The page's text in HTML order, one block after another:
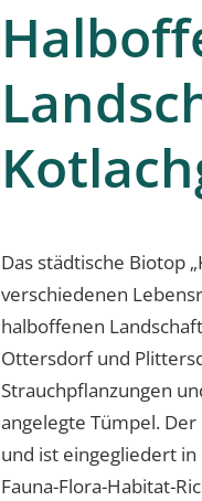
Das städtische Biotop
verschiedenen
halboffenen
Ottersdorf und
Strauchpflanzungen
angelegte Tümpel.
und ist eingegliedert
Fauna-Flora-Habitat-